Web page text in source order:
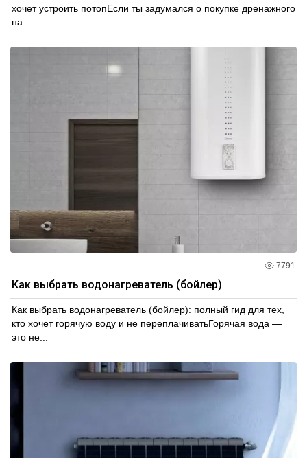
хочет устроить потопЕсли ты задумался о покупке дренажного
на...
7791
Как выбрать водонагреватель (бойлер)
Как выбрать водонагреватель (бойлер): полный гид для тех,
кто хочет горячую воду и не переплачиватьГорячая вода —
это не...